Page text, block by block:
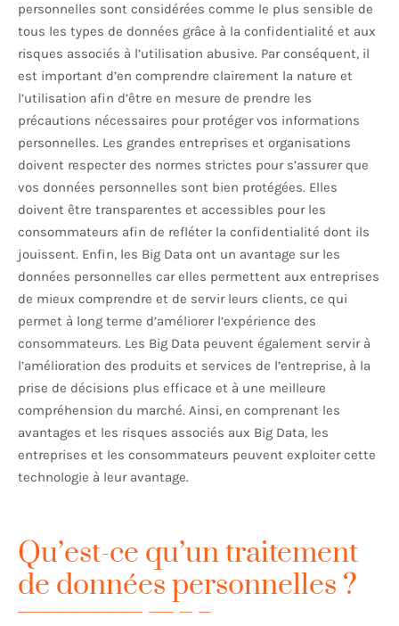
personnelles sont considérées comme le plus sensible de
tous les types de données grâce à la confidentialité et aux
risques associés à l’utilisation abusive. Par conséquent, il
est important d’en comprendre clairement la nature et
l’utilisation afin d’être en mesure de prendre les
précautions nécessaires pour protéger vos informations
personnelles. Les grandes entreprises et organisations
doivent respecter des normes strictes pour s’assurer que
vos données personnelles sont bien protégées. Elles
doivent être transparentes et accessibles pour les
consommateurs afin de refléter la confidentialité dont ils
jouissent. Enfin, les Big Data ont un avantage sur les
données personnelles car elles permettent aux entreprises
de mieux comprendre et de servir leurs clients, ce qui
permet à long terme d’améliorer l’expérience des
consommateurs. Les Big Data peuvent également servir à
l’amélioration des produits et services de l’entreprise, à la
prise de décisions plus efficace et à une meilleure
compréhension du marché. Ainsi, en comprenant les
avantages et les risques associés aux Big Data, les
entreprises et les consommateurs peuvent exploiter cette
technologie à leur avantage.
Qu’est-ce qu’un traitement
de données personnelles ?